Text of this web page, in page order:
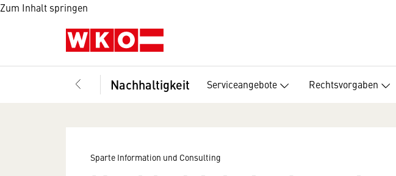
Zum Inhalt springen
Nachhaltigkeit Serviceangebote Rechtsvorgaben
Sparte Information und Consulting